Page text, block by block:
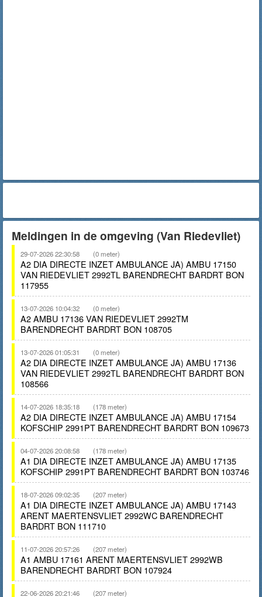
Meldingen in de omgeving (Van Riedevliet)
29-07-2026 22:30:58 (0 meter)
A2 DIA DIRECTE INZET AMBULANCE JA) AMBU 17150
VAN RIEDEVLIET 2992TL BARENDRECHT BARDRT BON
117955
13-07-2026 10:04:32 (0 meter)
A2 AMBU 17136 VAN RIEDEVLIET 2992TM
BARENDRECHT BARDRT BON 108705
13-07-2026 01:05:31 (0 meter)
A2 DIA DIRECTE INZET AMBULANCE JA) AMBU 17136
VAN RIEDEVLIET 2992TL BARENDRECHT BARDRT BON
108566
14-07-2026 18:35:18 (178 meter)
A2 DIA DIRECTE INZET AMBULANCE JA) AMBU 17154
KOFSCHIP 2991PT BARENDRECHT BARDRT BON 109673
04-07-2026 20:08:58 (178 meter)
A1 DIA DIRECTE INZET AMBULANCE JA) AMBU 17135
KOFSCHIP 2991PT BARENDRECHT BARDRT BON 103746
18-07-2026 09:02:35 (207 meter)
A1 DIA DIRECTE INZET AMBULANCE JA) AMBU 17143
ARENT MAERTENSVLIET 2992WC BARENDRECHT
BARDRT BON 111710
11-07-2026 20:57:26 (207 meter)
A1 AMBU 17161 ARENT MAERTENSVLIET 2992WB
BARENDRECHT BARDRT BON 107924
22-06-2026 20:21:46 (207 meter)